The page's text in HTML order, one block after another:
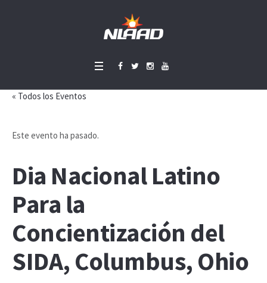
« Todos los Eventos
Este evento ha pasado.
Dia Nacional Latino
Para la
Concientización del
SIDA, Columbus, Ohio